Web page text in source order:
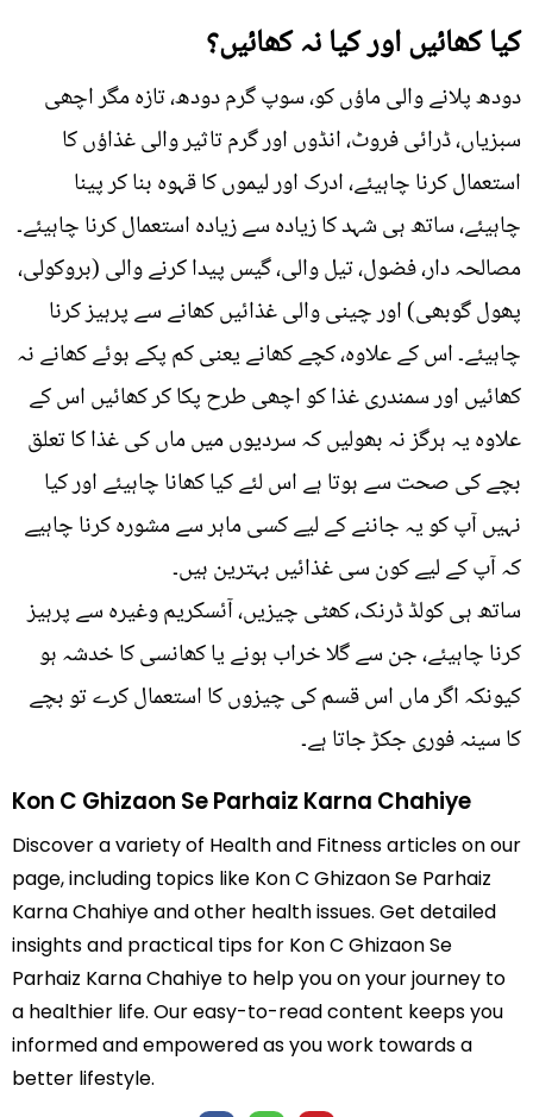
کیا کھائیں اور کیا نہ کھائیں؟
دودھ پلانے والی ماؤں کو، سوپ گرم دودھ، تازہ مگر اچھی
سبزیاں، ڈرائی فروٹ، انڈوں اور گرم تاثیر والی غذاؤں کا
استعمال کرنا چاہیئے، ادرک اور لیموں کا قہوہ بنا کر پینا
چاہیئے، ساتھ ہی شہد کا زیادہ سے زیادہ استعمال کرنا چاہیئے۔
مصالحہ دار، فضول، تیل والی، گیس پیدا کرنے والی (بروکولی،
پھول گوبھی) اور چینی والی غذائیں کھانے سے پرہیز کرنا
چاہیئے۔ اس کے علاوہ، کچے کھانے یعنی کم پکے ہوئے کھانے نہ
کھائیں اور سمندری غذا کو اچھی طرح پکا کر کھائیں اس کے
علاوہ یہ ہرگز نہ بھولیں کہ سردیوں میں ماں کی غذا کا تعلق
بچے کی صحت سے ہوتا ہے اس لئے کیا کھانا چاہیئے اور کیا
نہیں آپ کو یہ جاننے کے لیے کسی ماہر سے مشورہ کرنا چاہیے
کہ آپ کے لیے کون سی غذائیں بہترین ہیں۔
ساتھ ہی کولڈ ڈرنک، کھٹی چیزیں، آئسکریم وغیرہ سے پرہیز
کرنا چاہیئے، جن سے گلا خراب ہونے یا کھانسی کا خدشہ ہو
کیونکہ اگر ماں اس قسم کی چیزوں کا استعمال کرے تو بچے
کا سینہ فوری جکڑ جاتا ہے۔
Kon C Ghizaon Se Parhaiz Karna Chahiye
Discover a variety of Health and Fitness articles on our
page, including topics like Kon C Ghizaon Se Parhaiz
Karna Chahiye and other health issues. Get detailed
insights and practical tips for Kon C Ghizaon Se
Parhaiz Karna Chahiye to help you on your journey to
a healthier life. Our easy-to-read content keeps you
informed and empowered as you work towards a
better lifestyle.